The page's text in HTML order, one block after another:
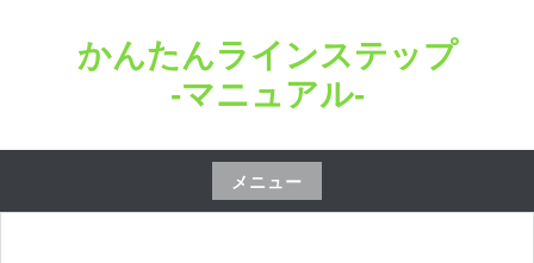
ス
かんたんラインステップ
-マニュアル-
メニュー
コ